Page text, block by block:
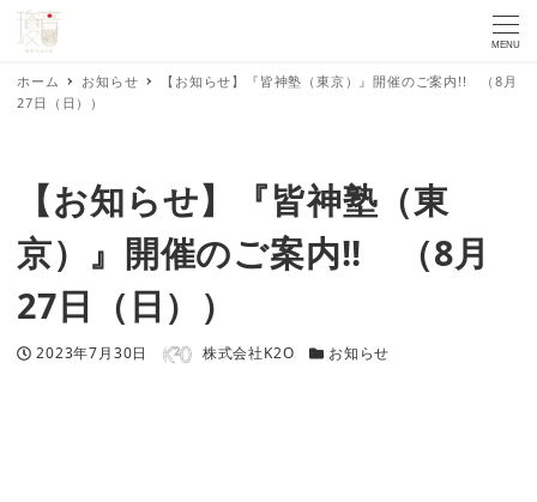
MENU
ホーム お知らせ
【お知らせ】『皆神塾（東京）』開催のご案内!! （8月
27日（日））
【お知らせ】『皆神塾（東
京）』開催のご案内!! （8月
27日（日））
投稿日
2023年7月30日 著者 株式会社K2O カテゴリー
お知らせ